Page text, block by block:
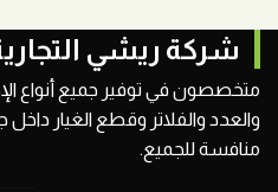
شركة ريشي
متخصصون في توفير جميع أنواع
والعدد والفلاتر وقطع الغيار
منافسة للجميع.